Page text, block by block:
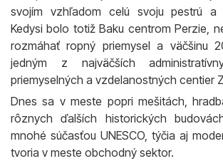
svojím vzhľadom celú svoju pestrú a
Kedysi bolo totiž Baku centrom Perzie,
rozmáhať ropný priemysel a väčšinu
jedným z najväčších
priemyselných a vzdelanostných centier
Dnes sa v meste popri mešitách,
rôznych ďalších historických
mnohé súčasťou UNESCO, týčia aj
tvoria v meste obchodný sektor.